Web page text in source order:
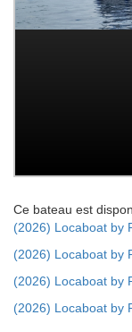
Ce bateau est
(2026) Locaboat by
(2026) Locaboat by
(2026) Locaboat by
(2026) Locaboat by